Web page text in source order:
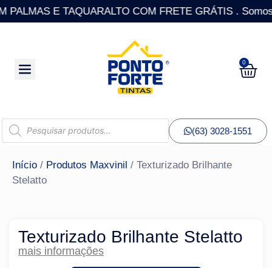
PALMAS E TAQUARALTO COM FRETE GRÁTIS .
0
(63) 3028-1551
Início / Produtos Maxvinil / Texturizado Brilhante
Stelatto
Texturizado Brilhante Stelatto
mais informações